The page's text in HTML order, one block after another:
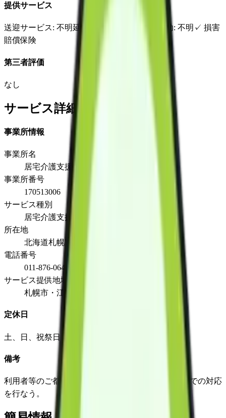
提供サービス
送迎サービス: 不明延長サービス 自宅援助: 不明 ✓ 損害
賠償保険
第三者評価
なし
サービス詳細
事業所情報
事業所名
居宅介護支援事業所あおい
事業所番号
170513006
サービス種別
居宅介護支援
所在地
北海道札幌市白石区本通4丁目南1番12号
電話番号
011-876-0642
サービス提供地域
札幌市・江別市
定休日
土、日、祝祭日、12/29～1/3
備考
利用者等のご都合に合わせ、営業日及び営業時間外での対応
を行なう。